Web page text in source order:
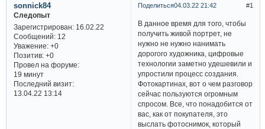
Поделиться 1
04.03.22 21:42
sonnick84
Следопыт
Зарегистрирован: 16.02.22
Сообщений:12
Уважение: +0
Позитив: +0
Провел на форуме:
19 минут
Последний визит:
13.04.22 13:14
В данное время для того, чтобы
получить живой портрет, не
нужно не нужно нанимать
дорогого художника, цифровые
технологии заметно удешевили и
упростили процесс создания.
Фотокартинах, вот о чем разговор
сейчас пользуются огромным
спросом. Все, что понадобится от
вас, как от покупателя, это
выслать фотоснимок, который